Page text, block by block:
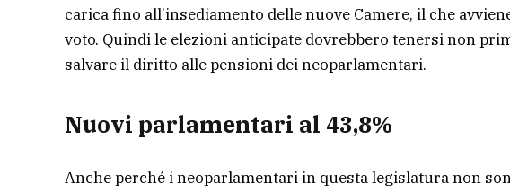
carica fino all’insediamento delle nuove Camere, il che
voto. Quindi le elezioni anticipate dovrebbero tenersi non
salvare il diritto alle pensioni dei neoparlamentari.
Nuovi parlamentari al 43,8%
Anche perché i neoparlamentari in questa legislatura non